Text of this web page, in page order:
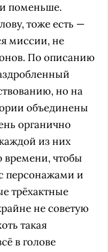
поменьше.
тоже есть —
миссии, не
По описанию
но на
объединены
органично
из них
времени, чтобы
персонажами и
трёхактные
не советую
такая
в голове